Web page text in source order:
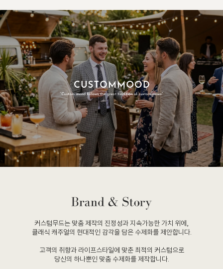
커스텀무드는 맞춤 제작의 진정성과 지속가능한 가치 위에,
클래식 캐주얼의 현대적인 감각을 담은 수제화를 제안합니다.
고객의 취향과 라이프스타일에 맞춘 최적의 커스텀으로
당신의 하나뿐인 맞춤 수제화를 제작합니다.